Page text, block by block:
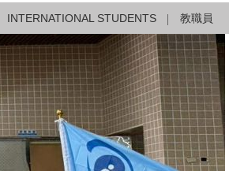
INTERNATIONAL STUDENTS 教職員